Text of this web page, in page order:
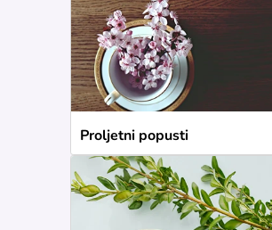
Proljetni popusti